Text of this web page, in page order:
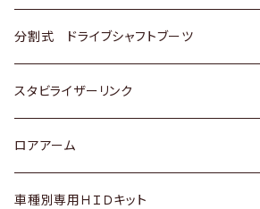
三菱
スバル
スバル
日産
いすゞ
ダイハツ
マツダ
ホンダ
スズキ
日産
ダイハツ
トヨタ
ホンダ
スズキ
日産
分割式 ドライブシャフトブーツ
トヨタ
ホンダ
スズキ
スタビライザーリンク
トヨタ
ホンダ
ロアアーム
ホンダ
車種別専用ＨＩＤキット